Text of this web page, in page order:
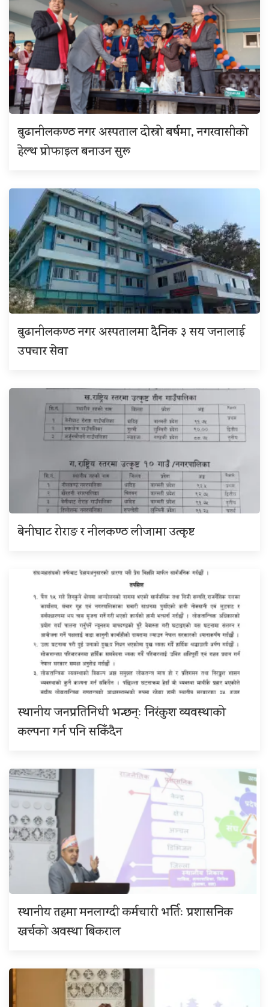
बुढानीलकण्ठ नगर अस्पताल दोस्रो बर्षमा, नगरवासीको
हेल्थ प्रोफाइल बनाउन सुरू
बुढानीलकण्ठ नगर अस्पतालमा दैनिक ३ सय जनालाई
उपचार सेवा
बेनीघाट रोराङ र नीलकण्ठ लीजामा उत्कृष्ट
स्थानीय जनप्रतिनिधी भन्छन्ः निरंकुश व्यवस्थाको
कल्पना गर्न पनि सकिँदैन
स्थानीय तहमा मनलाग्दी कर्मचारी भर्तिः प्रशासनिक
खर्चको अवस्था बिकराल